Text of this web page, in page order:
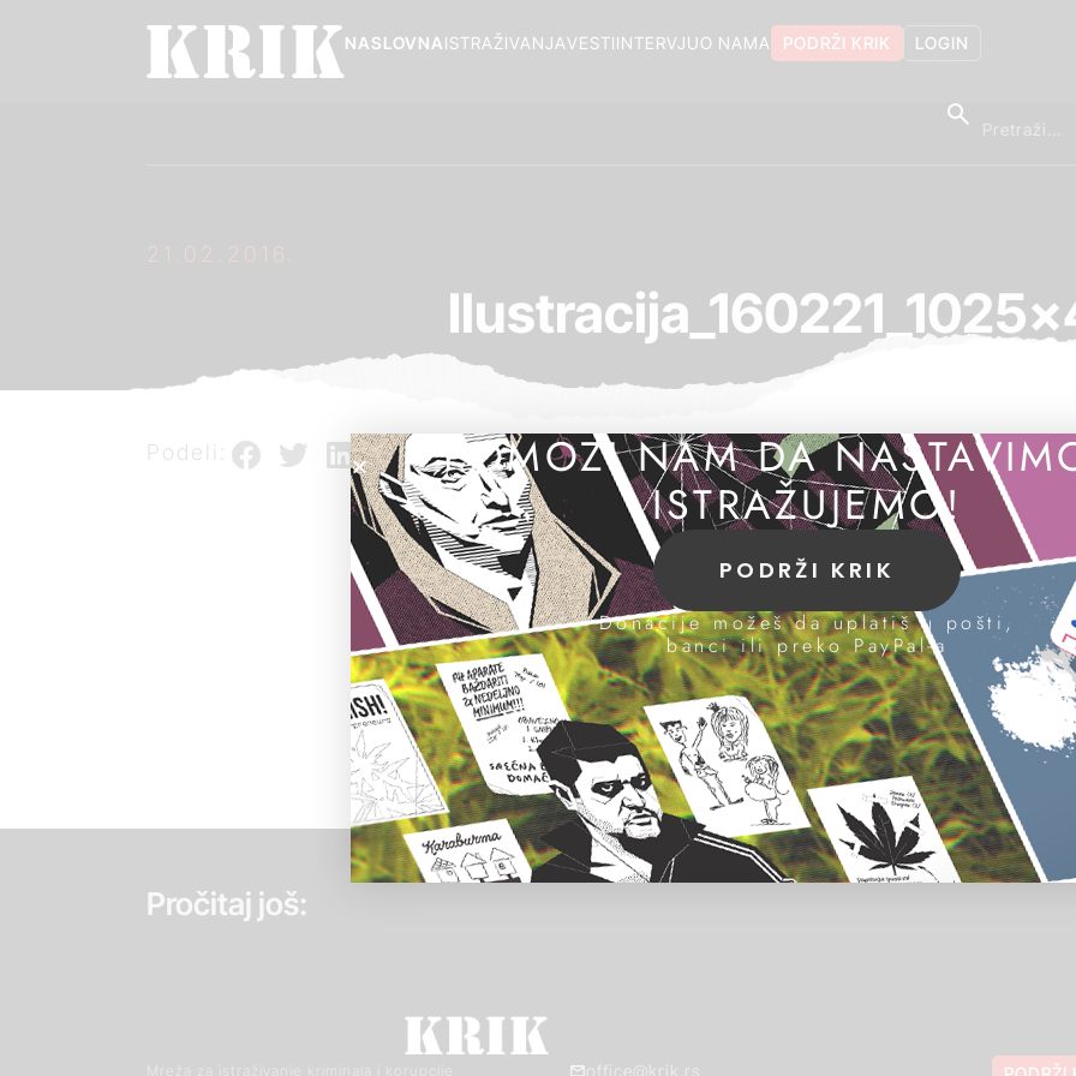
LOGIN
PODRŽI KRIK
O NAMA
INTERVJU
VESTI
ISTRAŽIVANJA
NASLOVNA
21.02.2016.
Podeli:
Pročitaj još:
Mreža za istraživanje kriminala i korupcije office@krik.rs
POMOZI NAM DA
ISTRAŽUJEMO!
PODRŽI KRIK
Donacije možeš da uplatiš u pošti,
banci ili preko PayPal-a